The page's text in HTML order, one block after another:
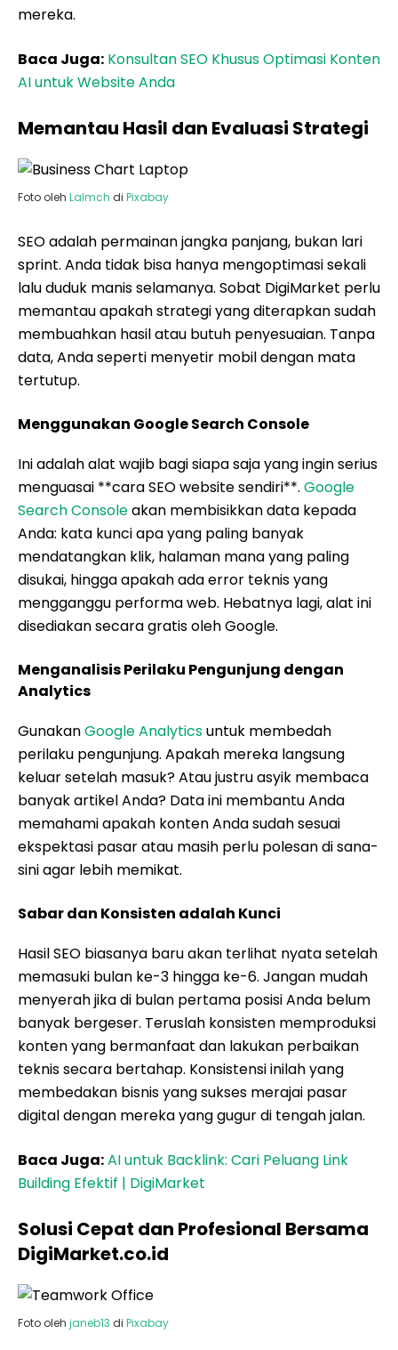
mereka.
Baca Juga: Konsultan SEO Khusus Optimasi Konten
AI untuk Website Anda
Memantau Hasil dan Evaluasi Strategi
Foto oleh Lalmch di Pixabay
SEO adalah permainan jangka panjang, bukan lari
sprint. Anda tidak bisa hanya mengoptimasi sekali
lalu duduk manis selamanya. Sobat DigiMarket perlu
memantau apakah strategi yang diterapkan sudah
membuahkan hasil atau butuh penyesuaian. Tanpa
data, Anda seperti menyetir mobil dengan mata
tertutup.
Menggunakan Google Search Console
Ini adalah alat wajib bagi siapa saja yang ingin serius
menguasai **cara SEO website sendiri**. Google
Search Consoleakan membisikkan data kepada
Anda: kata kunci apa yang paling banyak
mendatangkan klik, halaman mana yang paling
disukai, hingga apakah ada error teknis yang
mengganggu performa web. Hebatnya lagi, alat ini
disediakan secara gratis oleh Google.
Menganalisis Perilaku Pengunjung dengan
Analytics
GunakanGoogle Analyticsuntuk membedah
perilaku pengunjung. Apakah mereka langsung
keluar setelah masuk? Atau justru asyik membaca
banyak artikel Anda? Data ini membantu Anda
memahami apakah konten Anda sudah sesuai
ekspektasi pasar atau masih perlu polesan di sana-
sini agar lebih memikat.
Sabar dan Konsisten adalah Kunci
Hasil SEO biasanya baru akan terlihat nyata setelah
memasuki bulan ke-3 hingga ke-6. Jangan mudah
menyerah jika di bulan pertama posisi Anda belum
banyak bergeser. Teruslah konsisten memproduksi
konten yang bermanfaat dan lakukan perbaikan
teknis secara bertahap. Konsistensi inilah yang
membedakan bisnis yang sukses merajai pasar
digital dengan mereka yang gugur di tengah jalan.
Baca Juga:AI untuk Backlink: Cari Peluang Link
Building Efektif | DigiMarket
Solusi Cepat dan Profesional Bersama
DigiMarket.co.id
Foto oleh janeb13 di Pixabay